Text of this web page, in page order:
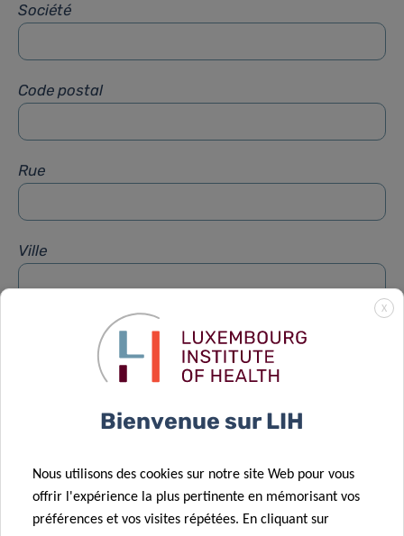
Société
Code postal
Rue
Ville
X
Bienvenue sur LIH
Nous utilisons des cookies sur notre site Web pour vous
offrir l'expérience la plus pertinente en mémorisant vos
préférences et vos visites répétées. En cliquant sur